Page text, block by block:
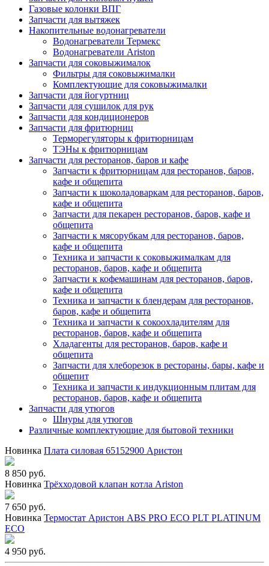
Газовые колонки ВПГ
Запчасти для вытяжек
Накопительные водонагреватели
Водонагреватели Термекс
Водонагреватели Ariston
Запчасти для соковыжималок
Фильтры для соковыжималки
Комплектующие для соковыжималки
Запчасти для йогуртниц
Запчасти для сушилок для рук
Запчасти для кондиционеров
Запчасти для фритюрниц
Терморегуляторы к фритюрницам
ТЭНы к фритюрницам
Запчасти для ресторанов, баров и кафе
Запчасти к фритюрницам для ресторанов, баров,
кафе и общепита
Запчасти к шоколадоваркам для ресторанов, баров,
кафе и общепита
Запчасти для пекарен ресторанов, баров, кафе и
общепита
Запчасти к мясорубкам для ресторанов, баров,
кафе и общепита
Техника и запчасти к соковыжималкам для
ресторанов, баров, кафе и общепита
Запчасти к кофемашинам для ресторанов, баров,
кафе и общепита
Техника и запчасти к блендерам для ресторанов,
баров, кафе и общепита
Техника и запчасти к сокоохладителям для
ресторанов, баров, кафе и общепита
Хладагенты для ресторанов, баров, кафе и
общепита
Запчасти для хлеборезок в рестораны, бары, кафе и
общепит
Техника и запчасти к индукционным плитам для
ресторанов, баров, кафе и общепита
Запчасти для утюгов
Шнуры для утюгов
Различные комплектующие для бытовой техники
Новинка Плата силовая 65152900 Аристон
8 850 руб.
Новинка Трёхходовой клапан котла Ariston
7 650 руб.
Новинка Термостат Аристон ABS PRO ECO PLT PLATINUM
ECO
4 950 руб.